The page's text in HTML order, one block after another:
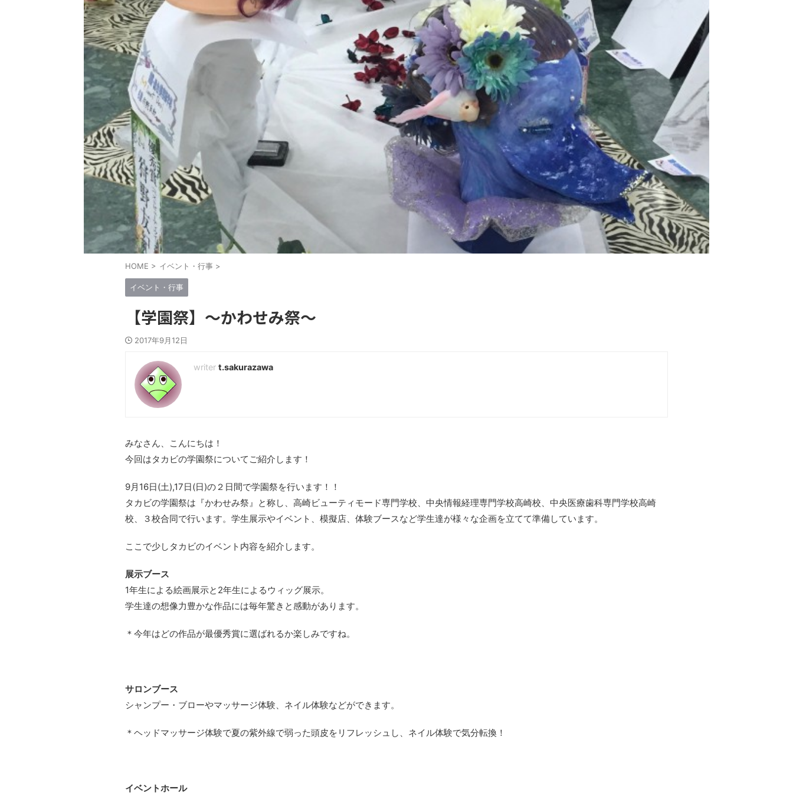
HOME > イベント・行事 >
イベント・行事
【学園祭】〜かわせみ祭〜
2017年9月12日
t.sakurazawa
みなさん、こんにちは！
今回はタカビの学園祭についてご紹介します！
9月16日(土),17日(日)の２日間で学園祭を行います！！
タカビの学園祭は『かわせみ祭』と称し、高崎ビューティモード専門学校、中央情報経理専門学校高崎校、中央医療歯科専門学校高崎
校、３校合同で行います。学生展示やイベント、模擬店、体験ブースなど学生達が様々な企画を立てて準備しています。
ここで少しタカビのイベント内容を紹介します。
展示ブース
1年生による絵画展示と2年生によるウィッグ展示。
学生達の想像力豊かな作品には毎年驚きと感動があります。
＊今年はどの作品が最優秀賞に選ばれるか楽しみですね。
サロンブース
シャンプー・ブローやマッサージ体験、ネイル体験などができます。
＊ヘッドマッサージ体験で夏の紫外線で弱った頭皮をリフレッシュし、ネイル体験で気分転換！
イベントホール